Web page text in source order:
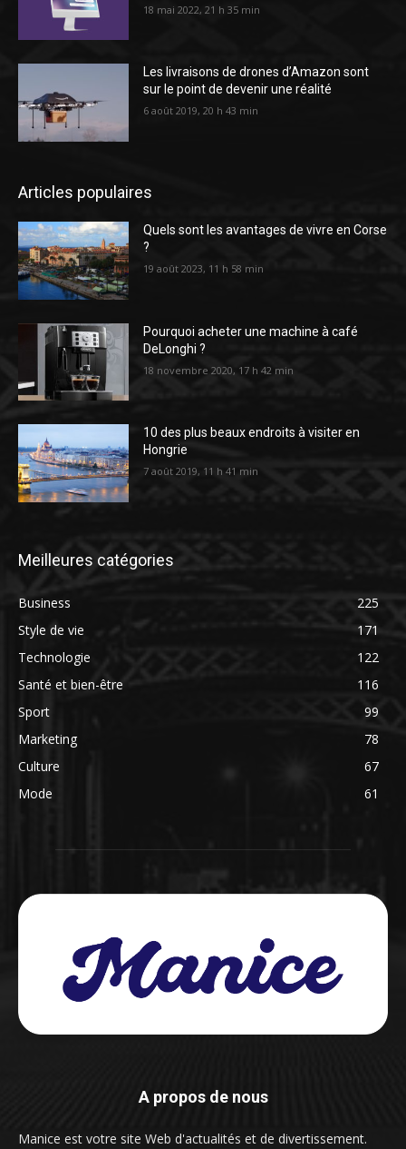
18 mai 2022, 21 h 35 min
Les livraisons de drones d’Amazon sont
sur le point de devenir une réalité
6 août 2019, 20 h 43 min
Articles populaires
Quels sont les avantages de vivre en Corse
?
19 août 2023, 11 h 58 min
Pourquoi acheter une machine à café
DeLonghi ?
18 novembre 2020, 17 h 42 min
10 des plus beaux endroits à visiter en
Hongrie
7 août 2019, 11 h 41 min
Meilleures catégories
Business
225
Style de vie
171
Technologie
122
Santé et bien-être
116
Sport
99
Marketing
78
Culture
67
Mode
61
A propos de nous
Manice est votre site Web d'actualités et de divertissement.